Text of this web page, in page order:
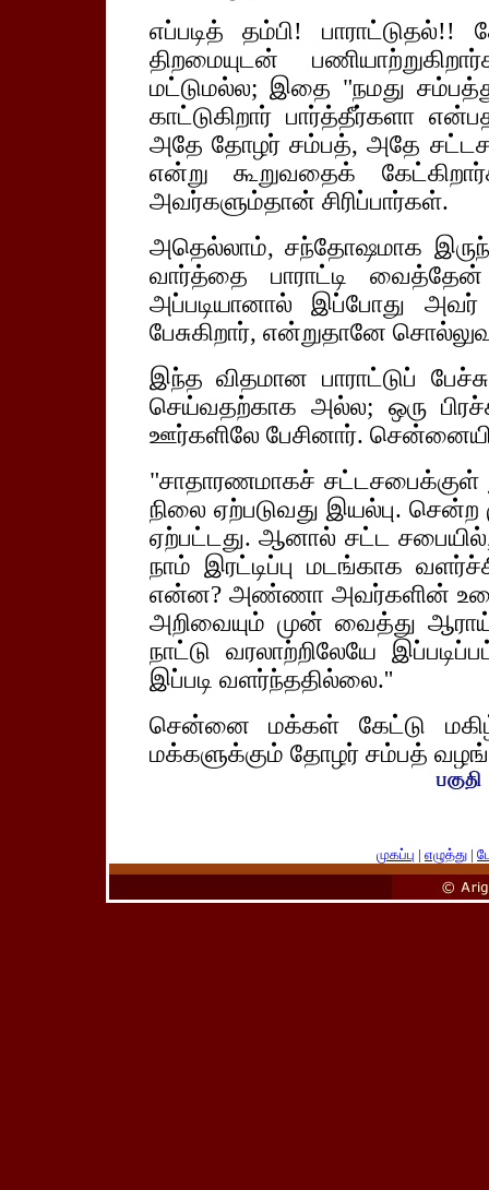
எப்படித் தம்பி!
திறமையுடன்
மட்டுமல்ல; இதை "நமது
காட்டுகிறார் பார்த்தீர்களா
அதே தோழர் சம்பத், அதே
என்று கூறுவதைக்
அவர்களும்தான் சிரிப்பார்கள்.
அதெல்லாம், சந்தோஷமாக
வார்த்தை பாராட்டி
அப்படியானால் இப்போது
பேசுகிறார், என்றுதானே
இந்த விதமான பாராட்டுப்
செய்வதற்காக அல்ல; ஒரு
ஊர்களிலே பேசினார்.
"சாதாரணமாகச் சட்டசபைக்குள்
நிலை ஏற்படுவது இயல்பு.
ஏற்பட்டது. ஆனால் சட்ட
நாம் இரட்டிப்பு மடங்காக
என்ன? அண்ணா அவர்களின்
அறிவையும் முன் வைத்து
நாட்டு வரலாற்றிலேயே
இப்படி வளர்ந்ததில்லை.''
சென்னை மக்கள் கேட்டு
மக்களுக்கும் தோழர் சம்பத்
முகப்பு | எழுத்து |